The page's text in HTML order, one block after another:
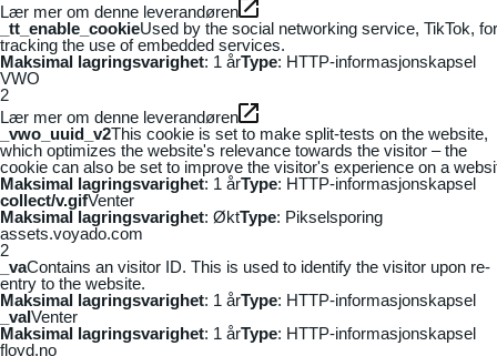
Lær mer om denne leverandøren
_tt_enable_cookieUsed by the social networking service, TikTok, for
tracking the use of embedded services.
Maksimal lagringsvarighet: 1 årType: HTTP-informasjonskapsel
VWO
2
Lær mer om denne leverandøren
_vwo_uuid_v2This cookie is set to make split-tests on the website,
which optimizes the website's relevance towards the visitor – the
cookie can also be set to improve the visitor's experience on a
Maksimal lagringsvarighet: 1 årType: HTTP-informasjonskapsel
collect/v.gifVenter
Maksimal lagringsvarighet: ØktType: Pikselsporing
assets.voyado.com
2
_vaContains an visitor ID. This is used to identify the visitor upon re-
entry to the website.
Maksimal lagringsvarighet: 1 årType: HTTP-informasjonskapsel
_vaIVenter
Maksimal lagringsvarighet: 1 årType: HTTP-informasjonskapsel
floyd.no